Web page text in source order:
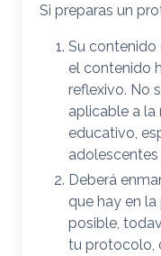
Si preparas un
Su contenido
el contenido
reflexivo. No
aplicable a la
educativo,
adolescentes
Deberá
que hay en la
posible,
tu protocolo,